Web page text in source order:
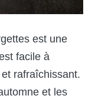
est une
facile à
rafraîchissant.
et les